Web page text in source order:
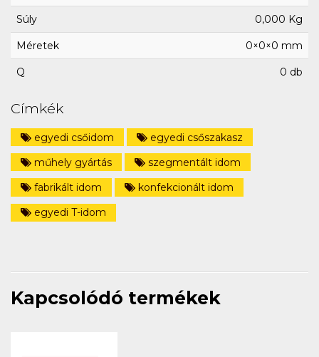
Súly 0,000 Kg
Méretek 0×0×0 mm
Q 0 db
Címkék
egyedi csőidom
egyedi csőszakasz
műhely gyártás
szegmentált idom
fabrikált idom
konfekcionált idom
egyedi T-idom
Kapcsolódó termékek